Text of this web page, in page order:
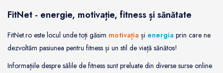
FitNet - energie, motivație, fitness și sănătate
FitNet.ro este locul unde toți găsim motivația și energia prin care ne
dezvoltăm pasiunea pentru fitness și un stil de viață sănătos!
Informațiile despre sălile de fitness sunt preluate din diverse surse online